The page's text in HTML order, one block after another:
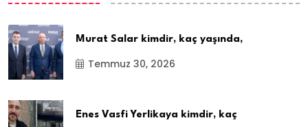
Murat Salar kimdir, kaç yaşında,
Temmuz 30, 2026
Enes Vasfi Yerlikaya kimdir, kaç